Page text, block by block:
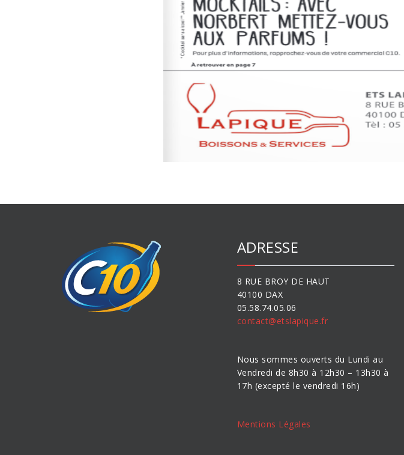
ADRESSE
8 RUE BROY DE HAUT
40100 DAX
05.58.74.05.06
contact@etslapique.fr
Nous sommes ouverts du Lundi au
Vendredi de 8h30 à 12h30 – 13h30 à
17h (excepté le vendredi 16h)
Mentions Légales